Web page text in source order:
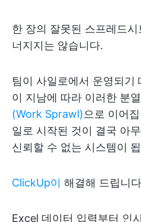
한 장의 잘못된 스프레드
너지지는 않습니다.
팀이 사일로에서 운영되기
이 지남에 따라 이러한 분
(Work Sprawl) 으로 이어
일로 시작된 것이 결국 아
신뢰할 수 없는 시스템이
ClickUp이 해결해 드립니
Excel 데이터 입력부터 인